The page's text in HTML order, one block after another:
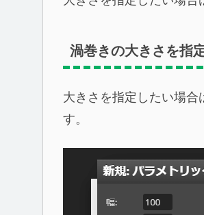
渦巻きの大きさを指
大きさを指定したい場
す。